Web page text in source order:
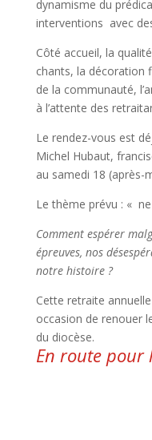
dynamisme du
interventions avec
Côté accueil, la
chants, la décoration
de la communauté,
à l’attente des
Le rendez-vous est
Michel Hubaut,
au samedi 18 (après-
Le thème prévu : «
Comment espérer
épreuves, nos
notre histoire ?
Cette retraite
occasion de renouer
du diocèse.
En route pour